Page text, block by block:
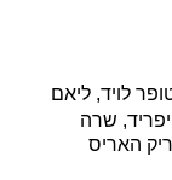
לויד, ליאם
, שרה
האריס